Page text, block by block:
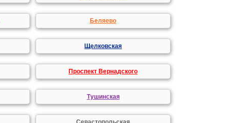
Беляево
Щелковская
Проспект Вернадского
Тушинская